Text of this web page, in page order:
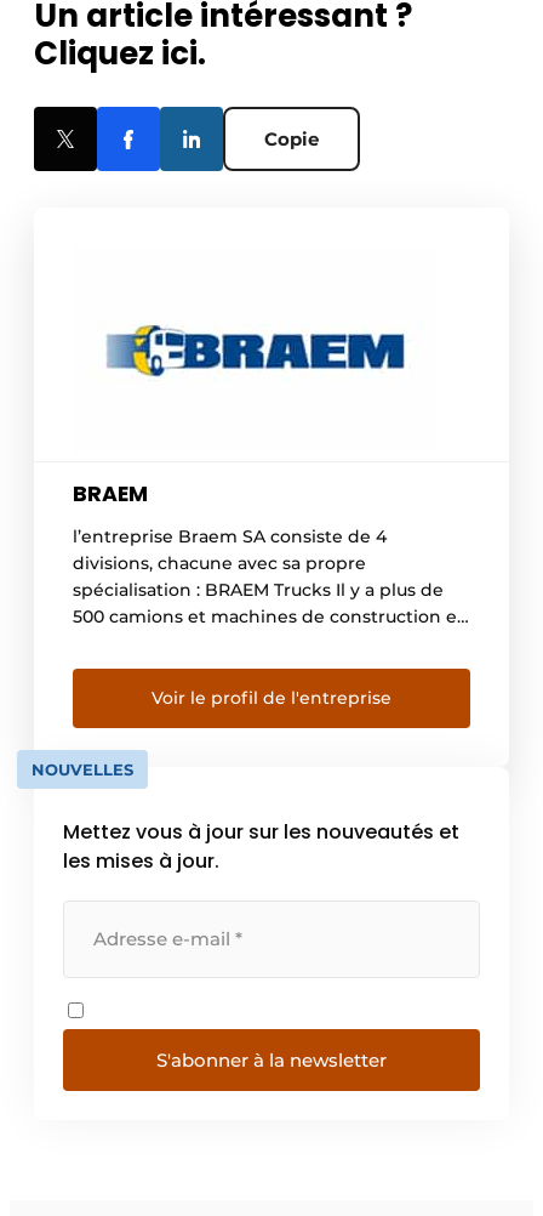
Un article intéressant ?
Cliquez ici.
Copie
BRAEM
l’entreprise Braem SA consiste de 4
divisions, chacune avec sa propre
spécialisation : BRAEM Trucks Il y a plus de
500 camions et machines de construction en
inspectés. Les camions sont vendus « dans
l’état », ou adaptés aux besoins du client.
BRAEM Parts Stock de 40.000 pièces
détachées pour les poids lourds […]
Voir le profil de l'entreprise
NOUVELLES
Mettez vous à jour sur les nouveautés et
les mises à jour.
S'abonner à la newsletter